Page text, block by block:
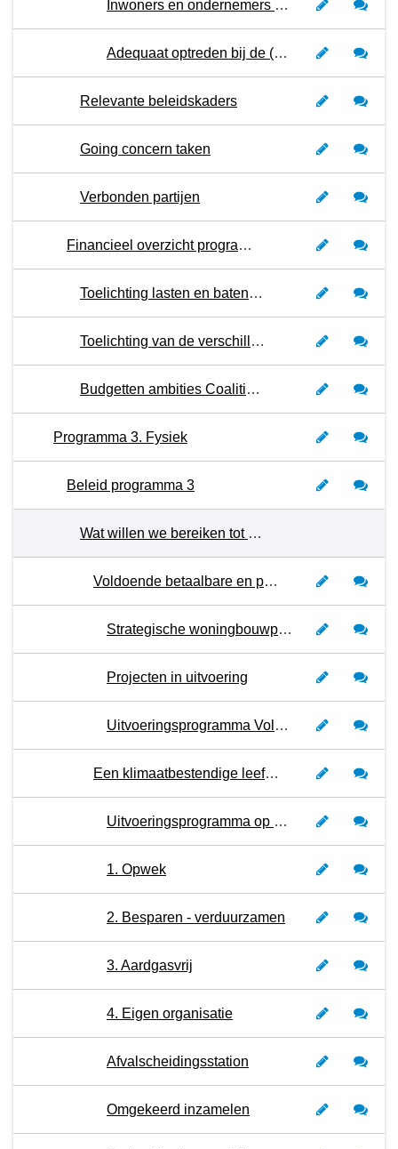
Inwoners en ondernemers voelen zich veilig, het aantal traditionele geregistreerde misdrijven stijgt niet en de sociale cohesie en participatie zijn optimaal
Adequaat optreden bij de (dreiging van) incidenten, rampen en (langdurige) crises en daarmee de impact voor inwoners en ondernemers beheersen
Relevante beleidskaders
Going concern taken
Verbonden partijen
Financieel overzicht programma 2
Toelichting lasten en baten per soort kosten
Toelichting van de verschillen in de lasten van begroting 2024 versus 2023
Budgetten ambities Coalitieakkoord 2022-2026
Programma 3. Fysiek
Beleid programma 3
Wat willen we bereiken tot en met 2027?
Voldoende betaalbare en passende woningen
Strategische woningbouwplanning
Projecten in uitvoering
Uitvoeringsprogramma Volkshuisvestingsprogramma
Een klimaatbestendige leefomgeving en duurzame energievoorziening
Uitvoeringsprogramma op weg naar nieuwe energie
1. Opwek
2. Besparen - verduurzamen
3. Aardgasvrij
4. Eigen organisatie
Afvalscheidingsstation
Omgekeerd inzamelen